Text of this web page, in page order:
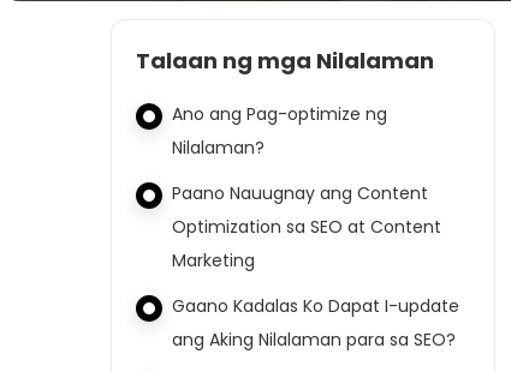
Talaan ng mga Nilalaman
Ano ang Pag-optimize ng
Nilalaman?
Paano Nauugnay ang Content
Optimization sa SEO at Content
Marketing
Gaano Kadalas Ko Dapat I-update
ang Aking Nilalaman para sa SEO?